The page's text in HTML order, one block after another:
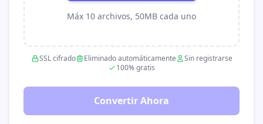
Máx 10 archivos, 50MB cada uno
SSL cifrado Eliminado automáticamente
Sin registrarse
100% gratis
Convertir Ahora